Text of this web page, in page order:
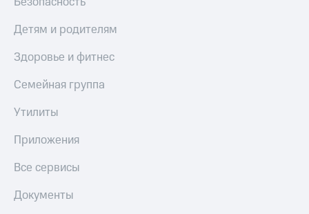
Детям и родителям
Здоровье и фитнес
Семейная группа
Утилиты
Приложения
Все сервисы
Документы